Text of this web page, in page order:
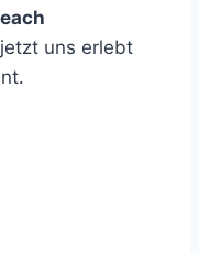
uns erlebt